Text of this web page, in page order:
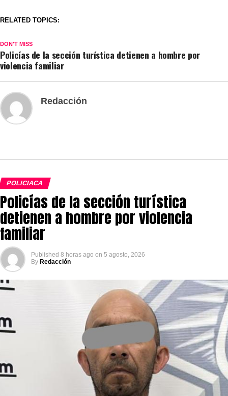
RELATED TOPICS:
DON'T MISS
Policías de la sección turística detienen a hombre por
violencia familiar
Redacción
POLICIACA
Policías de la sección turística
detienen a hombre por violencia
familiar
Published 8 horas ago on 5 agosto, 2026
By Redacción